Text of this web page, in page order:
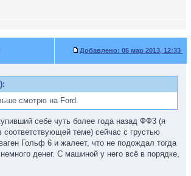
Добавлено: 06 мар 2013, 12:33
смотрю на Ford.
себе чуть более года назад ФФ3 (я
соответствующей теме) сейчас с грустью
Гольф 6 и жалеет, что не подождал тогда
денег. С машиной у него всё в порядке,